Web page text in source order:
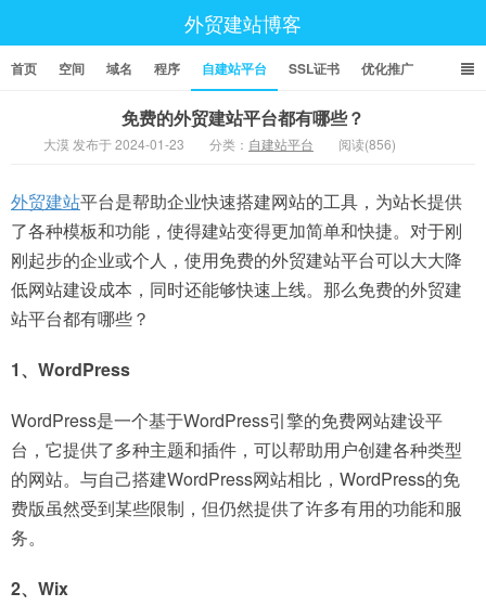
外贸建站博客
首页 空间 域名 程序 自建站平台 SSL证书 优化推广
免费的外贸建站平台都有哪些？
大漠 发布于 2024-01-23 分类： 自建站平台 阅读(856)
外贸建站平台是帮助企业快速搭建网站的工具，为站长提供
了各种模板和功能，使得建站变得更加简单和快捷。对于刚
刚起步的企业或个人，使用免费的外贸建站平台可以大大降
低网站建设成本，同时还能够快速上线。那么免费的外贸建
站平台都有哪些？
1、WordPress
WordPress是一个基于WordPress引擎的免费网站建设平
台，它提供了多种主题和插件，可以帮助用户创建各种类型
的网站。与自己搭建WordPress网站相比，WordPress的免
费版虽然受到某些限制，但仍然提供了许多有用的功能和服
务。
2、Wix